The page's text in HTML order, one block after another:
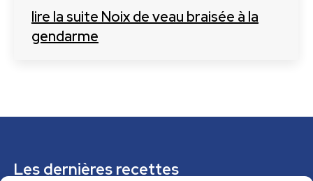
lire la suite Noix de veau braisée à la
gendarme
Les dernières recettes